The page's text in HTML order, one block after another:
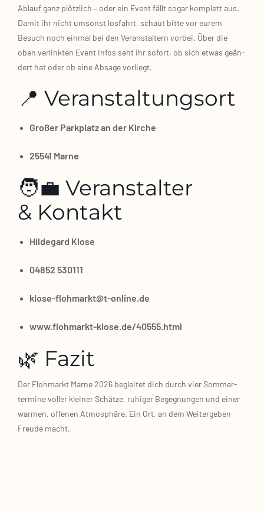
Ablauf ganz plötz­lich – oder ein Event fällt sogar kom­plett aus.
Damit ihr nicht umsonst los­fahrt, schaut bit­te vor eurem
Besuch noch ein­mal bei den Ver­an­stal­tern vor­bei. Über die
oben ver­link­ten Event Infos seht ihr sofort, ob sich etwas geän­
dert hat oder ob eine Absa­ge vor­liegt.
📍 Veranstaltungsort
Gro­ßer Park­platz an der Kir­che
25541 Mar­ne
🧑‍💼 Veranstalter
& Kontakt
Hil­de­gard Klo­se
04852 530111
klose-flohmarkt@t‑online.de
www.flohmarkt-klose.de/40555.html
🌿 Fazit
Der Floh­markt Mar­ne 2026 beglei­tet dich durch vier Som­mer­
ter­mi­ne vol­ler klei­ner Schät­ze, ruhi­ger Begeg­nun­gen und einer
war­men, offe­nen Atmo­sphä­re. Ein Ort, an dem Wei­ter­ge­ben
Freu­de macht.